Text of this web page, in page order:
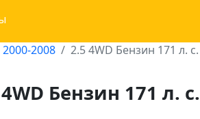
2000-2008 2.5 4WD Бензин 171 л. с.
Бензин 171 л. с.